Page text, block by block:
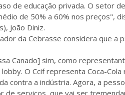
de educação privada. O setor
de 50% a 60% nos preços",
João Diniz.
da Cebrasse considera que
Canado] sim, como
O Ccif representa Coca-
contra a indústria. Agora, a
de serviços, que vai ser